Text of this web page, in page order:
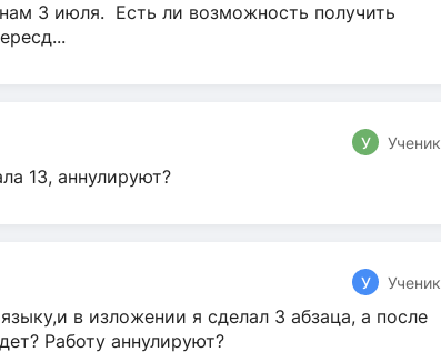
3 июля. Есть ли возможность получить
У Ученик
13, аннулируют?
У Ученик
в изложении я сделал 3 абзаца, а после
Работу аннулируют?